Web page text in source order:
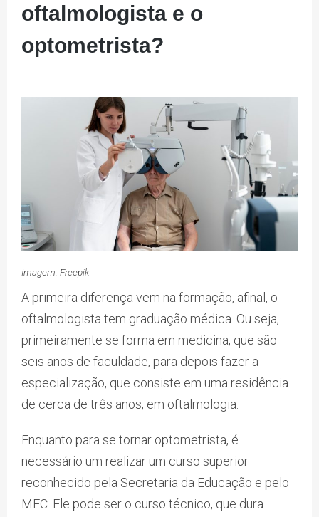
oftalmologista e o
optometrista?
Imagem: Freepik
A primeira diferença vem na formação, afinal, o
oftalmologista tem graduação médica. Ou seja,
primeiramente se forma em medicina, que são
seis anos de faculdade, para depois fazer a
especialização, que consiste em uma residência
de cerca de três anos, em oftalmologia.
Enquanto para se tornar optometrista, é
necessário um realizar um curso superior
reconhecido pela Secretaria da Educação e pelo
MEC. Ele pode ser o curso técnico, que dura